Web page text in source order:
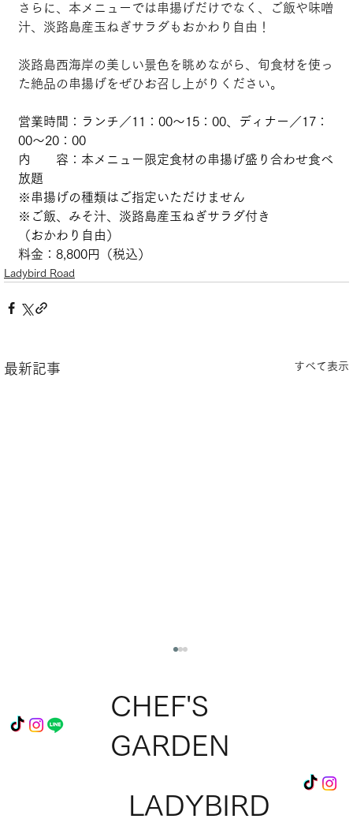
さらに、本メニューでは串揚げだけでなく、ご飯や味噌
汁、淡路島産玉ねぎサラダもおかわり自由！
淡路島西海岸の美しい景色を眺めながら、旬食材を使っ
た絶品の串揚げをぜひお召し上がりください。
営業時間：ランチ／11：00～15：00、ディナー／17：
00～20：00
内　　容：本メニュー限定食材の串揚げ盛り合わせ食べ
放題
※串揚げの種類はご指定いただけません
※ご飯、みそ汁、淡路島産玉ねぎサラダ付き
（おかわり自由）
料金：8,800円（税込）
Ladybird Road
最新記事 すべて表示
LADYBIRD
CHEF'S
GARDEN